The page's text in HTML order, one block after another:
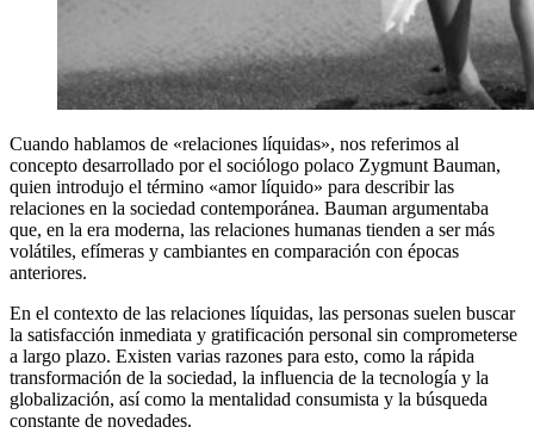
Cuando hablamos de «relaciones líquidas», nos referimos al
concepto desarrollado por el sociólogo polaco Zygmunt Bauman,
quien introdujo el término «amor líquido» para describir las
relaciones en la sociedad contemporánea. Bauman argumentaba
que, en la era moderna, las relaciones humanas tienden a ser más
volátiles, efímeras y cambiantes en comparación con épocas
anteriores.
En el contexto de las relaciones líquidas, las personas suelen buscar
la satisfacción inmediata y gratificación personal sin comprometerse
a largo plazo. Existen varias razones para esto, como la rápida
transformación de la sociedad, la influencia de la tecnología y la
globalización, así como la mentalidad consumista y la búsqueda
constante de novedades.